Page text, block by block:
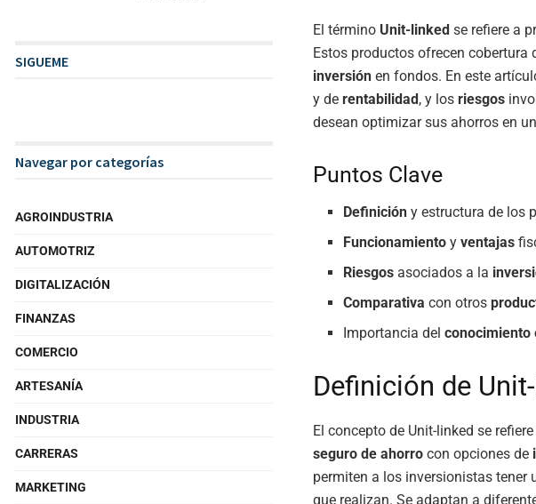
El término Unit-linked se refiere a
Estos productos ofrecen cobertura
inversión en fondos. En este
y de rentabilidad, y los riesgos
desean optimizar sus ahorros en un
Puntos Clave
Definición y estructura de los
Funcionamiento yventajas
Riesgos asociados a la
Comparativa con otros
Importancia delconocimiento
Definición de
El concepto de Unit-linked se
seguro de ahorro con opciones de
permiten a los inversionistas tener
que realizan. Se adaptan a
SIGUEME
Navegar por categorías
AGROINDUSTRIA
AUTOMOTRIZ
DIGITALIZACIÓN
FINANZAS
COMERCIO
ARTESANÍA
INDUSTRIA
CARRERAS
MARKETING